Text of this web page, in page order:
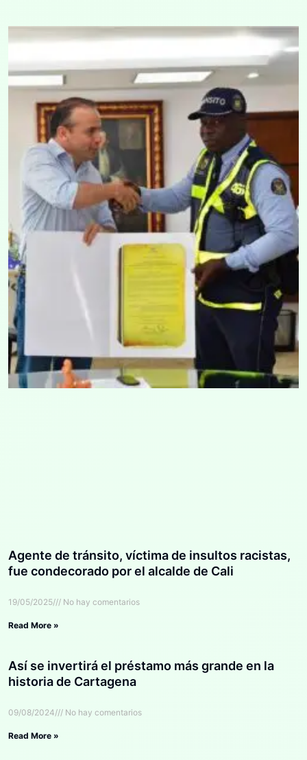
Agente de tránsito, víctima de insultos racistas,
fue condecorado por el alcalde de Cali
19/05/2025 No hay comentarios
Read More »
Así se invertirá el préstamo más grande en la
historia de Cartagena
09/08/2024 No hay comentarios
Read More »